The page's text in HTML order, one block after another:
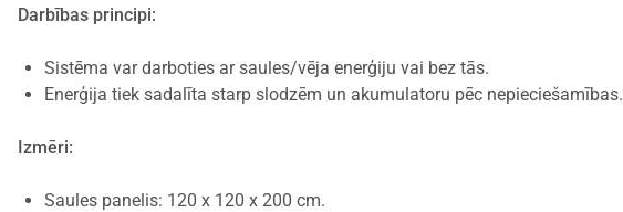
Darbības principi:
Sistēma var darboties ar saules/vēja enerģiju vai bez tās.
Enerģija tiek sadalīta starp slodzēm un akumulatoru pēc nepieciešamības.
Izmēri:
Saules panelis: 120 x 120 x 200 cm.